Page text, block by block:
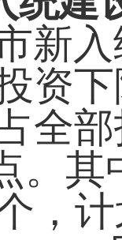
新
资
全
。
，